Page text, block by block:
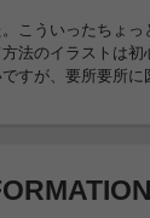
こういったちょっ
法のイラストは
すが、要所要所に